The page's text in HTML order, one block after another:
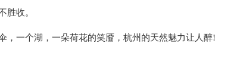
胜收。
，一个湖，一朵荷花的笑靥，杭州的天然魅力让人醉!